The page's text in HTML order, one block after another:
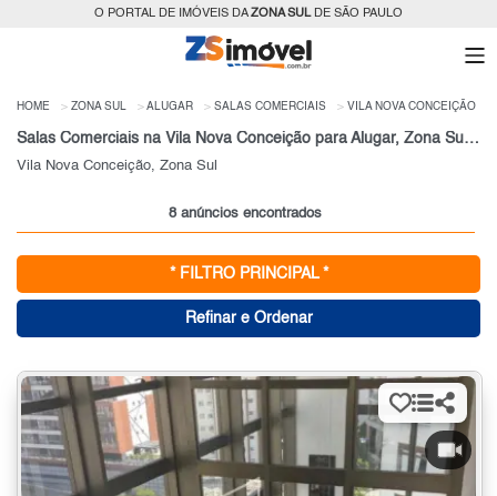
O PORTAL DE IMÓVEIS DAZONA SULDE SÃO PAULO
HOME ZONA SUL ALUGAR SALAS COMERCIAIS VILA NOVA CONCEIÇÃO
Salas Comerciais na Vila Nova Conceição para Alugar, Zona Sul de São Paulo, SP
Vila Nova Conceição, Zona Sul
8 anúncios encontrados
* FILTRO PRINCIPAL *
Refinar e Ordenar